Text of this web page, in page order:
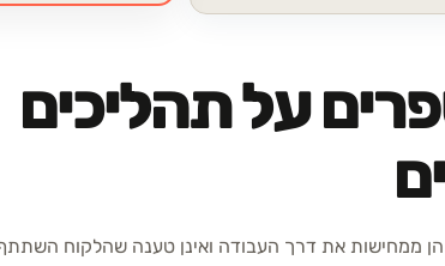
על תהליכים
הן ממחישות את דרך העבודה ואינן טענה שהלקוח